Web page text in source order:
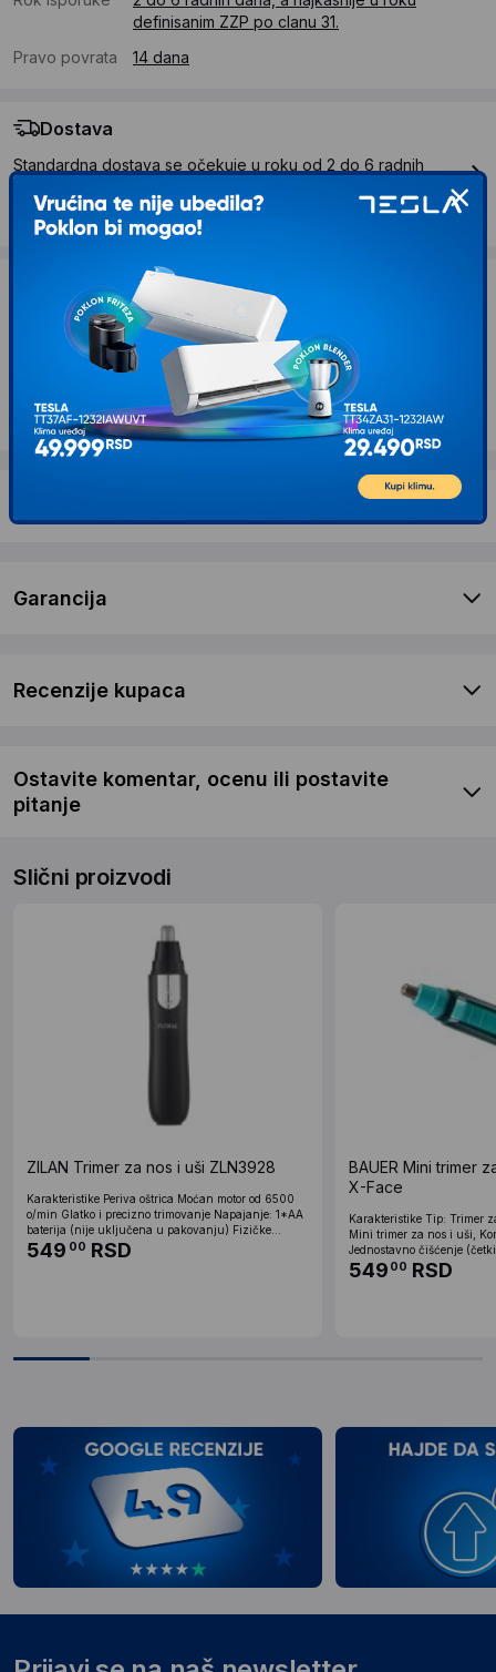
definisanim ZZP po clanu 31.
Pravo povrata
14 dana
Dostava
Standardna dostava se očekuje u roku od 2 do 6 radnih
dana
Troskovi dostave 490 RSD
Želite li ponudu za firmu?
Kontaktirajte nas
Opis proizvoda PHILIPS Trimer višenamenski
MG3920/15
Garancija
Recenzije kupaca
Ostavite komentar, ocenu ili postavite
pitanje
Slični proizvodi
ZILAN Trimer za nos i uši ZLN3928
Karakteristike Periva oštrica Moćan motor od 6500
o/min Glatko i precizno trimovanje Napajanje: 1*AA
baterija (nije uključena u pakovanju) Fizičke...
549 00 RSD
BAUER Mini trimer
X-Face
Karakteristike Tip: Trimer
Mini trimer za nos i uši,
Jednostavno čišćenje
549 00 RSD